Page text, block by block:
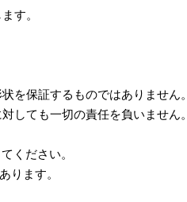
す。
を保証するものではありません。
しても一切の責任を負いません。
ください。
ります。